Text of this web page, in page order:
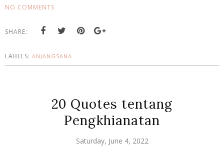
NO COMMENTS
SHARE:
LABELS: ANJANGSANA
20 Quotes tentang
Pengkhianatan
Saturday, June 4, 2022